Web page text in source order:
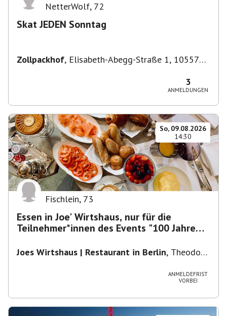
NetterWolf, 72
Skat JEDEN Sonntag
Zollpackhof, Elisabeth-Abegg-Straße 1, 10557
3
ANMELDUNGEN
So, 09.08.2026
14:30
Fischlein, 73
Essen in Joe' Wirtshaus, nur für die
Teilnehmer*innen des Events "100 Jahre
Joes Wirtshaus | Restaurant in Berlin, Theodor-
ANMELDEFRIST
VORBEI